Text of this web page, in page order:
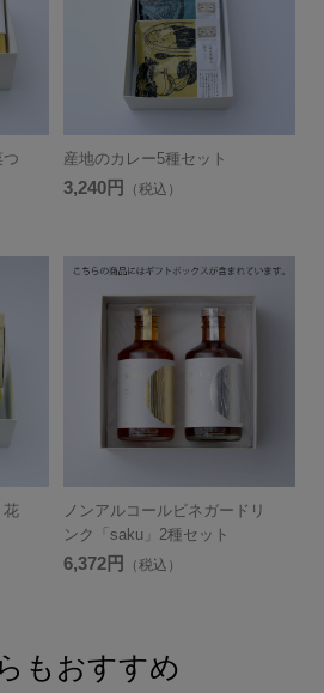
産地のカレー5種セット
3,240円 （税込）
花
ノンアルコールビネガードリ
ンク「saku」2種セット
6,372円 （税込）
もおすすめ